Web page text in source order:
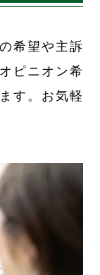
希望や主訴
ピニオン希
す。お気軽